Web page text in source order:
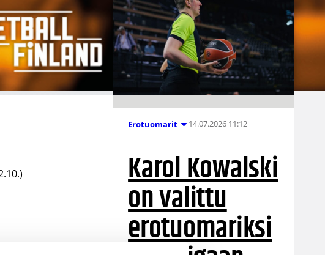
pelin
Erotuomarit 14.07.2026 11:12
Karol Kowalski
on valittu
erotuomariksi